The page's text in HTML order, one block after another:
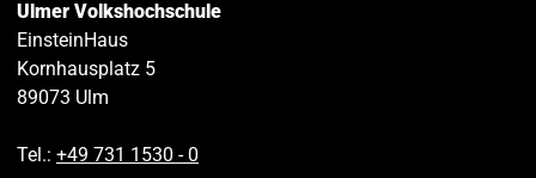
Ulmer Volkshochschule
EinsteinHaus
Kornhausplatz 5
89073 Ulm
Tel.: +49 731 1530 ‑ 0